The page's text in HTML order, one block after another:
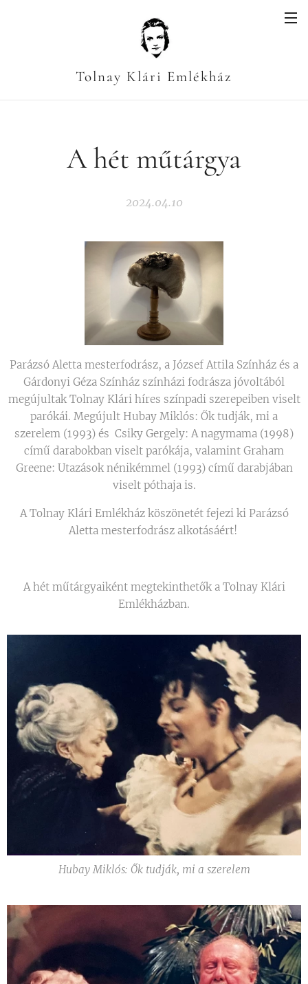
Tolnay Klári Emlékház
A hét műtárgya
2024.04.10
Parázsó Aletta mesterfodrász, a József Attila Színház és a
Gárdonyi Géza Színház színházi fodrásza jóvoltából
megújultak Tolnay Klári híres színpadi szerepeiben viselt
parókái. Megújult Hubay Miklós: Ők tudják, mi a
szerelem (1993) és Csiky Gergely: A nagymama (1998)
című darabokban viselt parókája, valamint Graham
Greene: Utazások nénikémmel (1993) című darabjában
viselt póthaja is.
A Tolnay Klári Emlékház köszönetét fejezi ki Parázsó
Aletta mesterfodrász alkotásáért!
A hét műtárgyaiként megtekinthetők a Tolnay Klári
Emlékházban.
Hubay Miklós: Ők tudják, mi a szerelem